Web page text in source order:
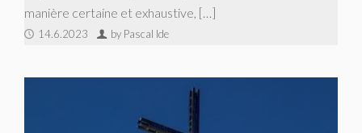
manière certaine et exhaustive, […]
14.6.2023 by Pascal Ide